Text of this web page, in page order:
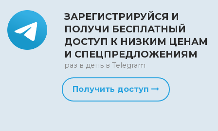
ЗАРЕГИСТРИРУЙСЯ И
ПОЛУЧИ БЕСПЛАТНЫЙ
ДОСТУП К НИЗКИМ ЦЕНАМ
И СПЕЦПРЕДЛОЖЕНИЯМ
раз в день в Telegram
Получить доступ